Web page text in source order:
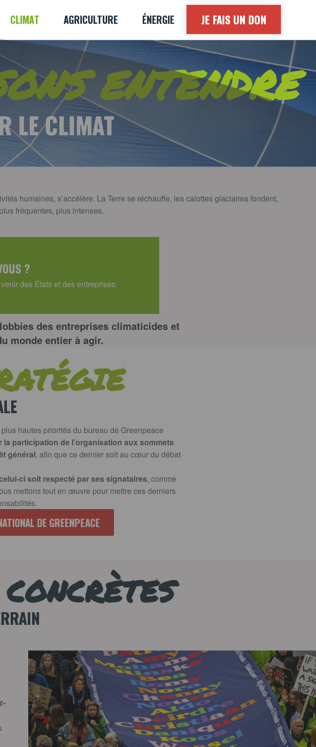
CLIMAT AGRICULTURE ÉNERGIE JE FAIS UN DON
ENTENDRE
LE CLIMAT
humaines, s’accélère. La Terre se réchauffe, les calottes glaciaires fondent,
fréquentes, plus intenses.
?
des États et des entreprises.
des entreprises climaticides et
monde entier à agir.
hautes priorités du bureau de Greenpeace
participation de l’organisation aux sommets
général, afin que ce dernier soit au cœur du débat
ci soit respecté par ses signataires, comme
mettons tout en œuvre pour mettre ces derniers
DE GREENPEACE
CONCRÈTES